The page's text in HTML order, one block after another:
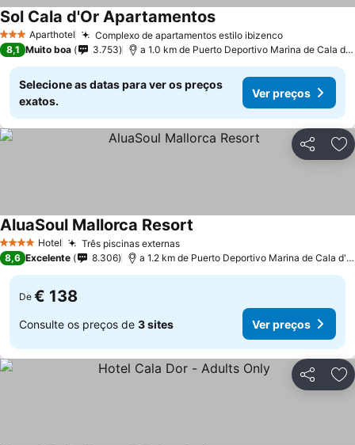
3 EstrelasAparthotel Complexo de apartamentos estilo ibizenco
Sol Cala d'Or Apartamentos
8,1 Muito boa 3.753 a 1.0 km de Puerto Deportivo Marina de Cala d'Or
Selecione as datas para ver os preços
exatos.
Ver preços
Partilhar
4 EstrelasHotel Três piscinas externas
AluaSoul Mallorca Resort
8,6 Excelente 8.306 a 1.2 km de Puerto Deportivo Marina de Cala d'Or
De € 138
Consulte os preços de 3 sites Ver preços
Partilhar